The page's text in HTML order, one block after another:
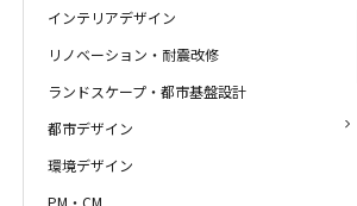
インテリアデザイン
リノベーション・耐震改修
ランドスケープ・都市基盤設計
都市デザイン
環境デザイン
PM・CM